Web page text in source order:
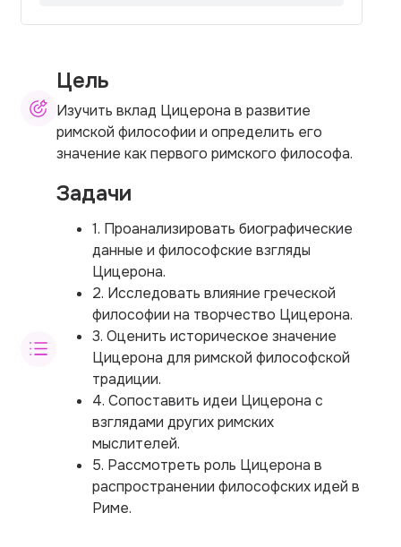
Цель
Изучить вклад Цицерона в развитие
римской философии и определить его
значение как первого римского философа.
Задачи
1. Проанализировать биографические
данные и философские взгляды
Цицерона.
2. Исследовать влияние греческой
философии на творчество Цицерона.
3. Оценить историческое значение
Цицерона для римской философской
традиции.
4. Сопоставить идеи Цицерона с
взглядами других римских
мыслителей.
5. Рассмотреть роль Цицерона в
распространении философских идей в
Риме.